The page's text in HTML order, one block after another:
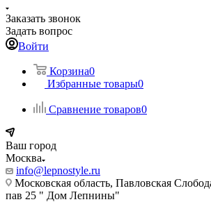
Заказать звонок
Задать вопрос
Войти
Корзина0
Избранные товары0
Сравнение товаров0
Ваш город
Москва
info@lepnostyle.ru
Московская область, Павловская
пав 25 " Дом Лепнины"